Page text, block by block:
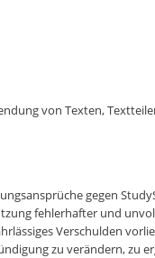
von Texten,
gegen
fehlerhafter und
Verschulden
zu verändern, zu